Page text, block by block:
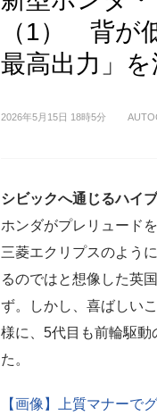
（1） 背が
最高出力」を
2026年5月15日 18時5分
シビックへ通じるハイ
ホンダがプレリュード
三菱エクリプスのよう
るのではと想像した英
ず。しかし、喜ばしい
様に、5代目も前輪駆動
た。
【画像】上質マナー